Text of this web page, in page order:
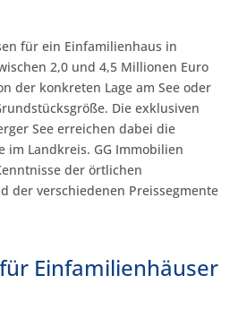
für ein Einfamilienhaus in
2,0 und 4,5 Millionen Euro
der konkreten Lage am See oder
Die exklusiven
See erreichen dabei die
im Landkreis. GG Immobilien
der örtlichen
der verschiedenen Preissegmente
Einfamilienhäuser